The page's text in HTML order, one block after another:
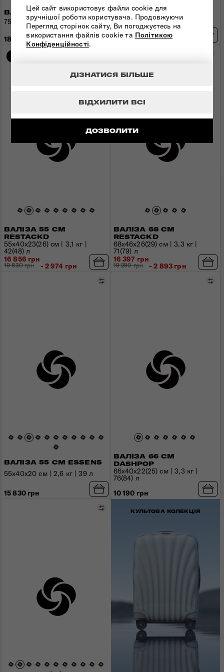
Цей сайт використовує файли cookie для
зручнішої роботи користувача. Продовжуючи
Перегляд сторінок сайту, Ви погоджуєтесь на
використання файлів cookie та Політикою
Конфіденційності.
ДОЗВОЛИТИ
ВІДХИЛИТИ ВСІ
ДІЗНАТИСЯ БІЛЬШЕ
ВАЛІЗА 75 СМ ESSENS
75x52x33 см | 4,3 кг | 111 л
18 360 грн
ВАЛІЗА 55 СМ ESSENS
55x40x23(26) см | 2,5 кг |
50(57) л
17 290 грн
ВАЛІЗА 55 СМ
RESTACKD
55x40x23(26) см | 3,1 кг |
42(48) л
16 856 грн
19 830 грн - 2 974 грн
ВАЛІЗА 68 СМ
RESTACKD
68x46x26(29) см | 3,3 кг |
71(79) л
16 397 грн
19 290 грн - 2 893 грн
ВАЛІЗА 55 СМ ESSENS
Порівняти
55x40x20 см | 2,6 кг | 39 л
15 830 грн
ВАЛІЗА 66 СМ
DASHPOP
66x40x22(25) см | 3,3 кг |
76(84) л
10 190 грн
ПорівнятиКУЛЬТОВА КОЛЕКЦІЯ